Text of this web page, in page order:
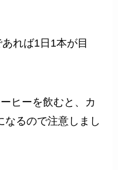
れば1日1本が目
ヒーを飲むと、カ
なるので注意しまし